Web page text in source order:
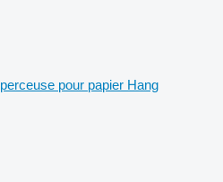
perceuse pour papier Hang